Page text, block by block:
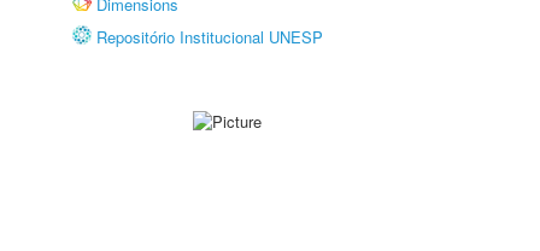
Repositório Institucional UNESP